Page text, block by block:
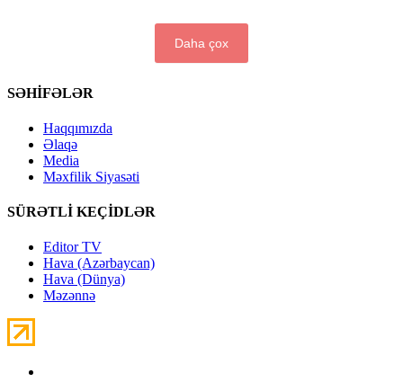
Daha çox
SƏHİFƏLƏR
Haqqımızda
Əlaqə
Media
Məxfilik Siyasəti
SÜRƏTLİ KEÇİDLƏR
Editor TV
Hava (Azərbaycan)
Hava (Dünya)
Məzənnə